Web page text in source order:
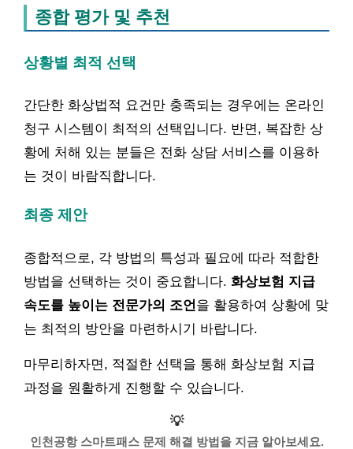
종합 평가 및 추천
상황별 최적 선택
간단한 화상법적 요건만 충족되는 경우에는 온라인
청구 시스템이 최적의 선택입니다. 반면, 복잡한 상
황에 처해 있는 분들은 전화 상담 서비스를 이용하
는 것이 바람직합니다.
최종 제안
종합적으로, 각 방법의 특성과 필요에 따라 적합한
방법을 선택하는 것이 중요합니다. 화상보험 지급
속도를 높이는 전문가의 조언 을 활용하여 상황에 맞
는 최적의 방안을 마련하시기 바랍니다.
마무리하자면, 적절한 선택을 통해 화상보험 지급
과정을 원활하게 진행할 수 있습니다.
💡
인천공항 스마트패스 문제 해결 방법을 지금 알아보세요.